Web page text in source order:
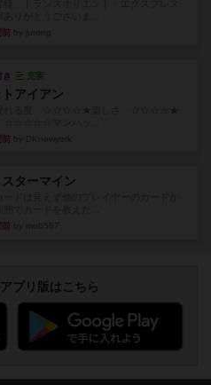
前
き 充実
アイアン
前
ターマイン
前
プリ版はこちら